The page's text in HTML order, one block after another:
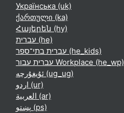
Українська ‎(uk)‎
ქართული ‎(ka)‎
Հայերեն ‎(hy)‎
עברית ‎(he)‎
עברית בתי־ספר ‎(he_kids)‎
עברית עבור Workplace ‎(he_wp)‎
ئۇيغۇرچە ‎(ug_ug)‎
اردو ‎(ur)‎
العربية ‎(ar)‎
پښتو ‎(ps)‎